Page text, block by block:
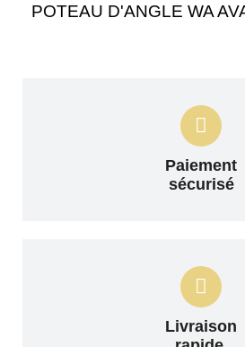
POTEAU D'ANGLE WA
Paiement
sécurisé
Livraison